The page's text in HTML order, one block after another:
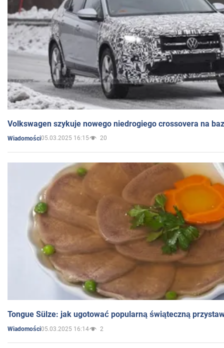
Volkswagen szykuje nowego niedrogiego crossovera na
Wiadomości05.03.2025 16:15 20
Tongue Sülze: jak ugotować popularną świąteczną
Wiadomości05.03.2025 16:14 2